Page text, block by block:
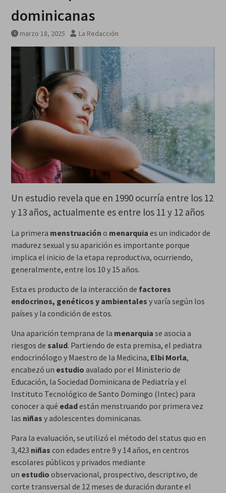
dominicanas
marzo 18, 2025 La Redacción
Un estudio revela que en 1990 ocurría entre los 12
y 13 años, actualmente es entre los 11 y 12 años
La primera menstruación o menarquia es un indicador de
madurez sexual y su aparición es importante porque
implica el inicio de la etapa reproductiva, ocurriendo,
generalmente, entre los 10 y 15 años.
Esta es producto de la interacción de factores
endocrinos, genéticos y ambientales y varía según los
países y la condición de estos.
Una aparición temprana de la menarquia se asocia a
riesgos de salud. Partiendo de esta premisa, el pediatra
endocrinólogo y Maestro de la Medicina, Elbi Morla,
encabezó un estudio avalado por el Ministerio de
Educación, la Sociedad Dominicana de Pediatría y el
Instituto Tecnológico de Santo Domingo (Intec) para
conocer a qué edadestán menstruando por primera vez
las niñas y adolescentes dominicanas.
Para la evaluación, se utilizó el método del status quo en
3,423 niñas con edades entre 9 y 14 años, en centros
escolares públicos y privados mediante
un estudio observacional, prospectivo, descriptivo, de
corte transversal de 12 meses de duración durante el